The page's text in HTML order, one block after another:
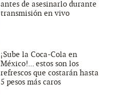
antes de asesinarlo durante
transmisión en vivo
¡Sube la Coca-Cola en
México!... estos son los
refrescos que costarán hasta
5 pesos más caros